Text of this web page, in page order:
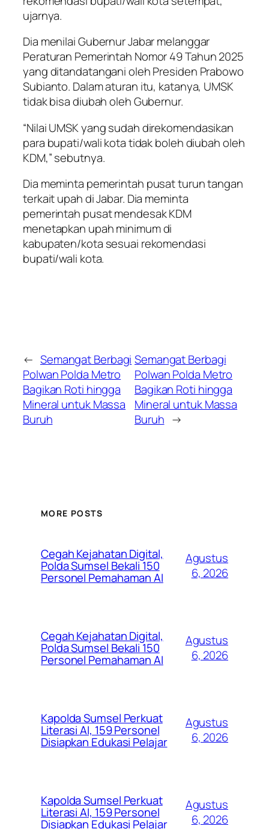
ujarnya.
Dia menilai Gubernur Jabar melanggar
Peraturan Pemerintah Nomor 49 Tahun 2025
yang ditandatangani oleh Presiden Prabowo
Subianto. Dalam aturan itu, katanya, UMSK
tidak bisa diubah oleh Gubernur.
“Nilai UMSK yang sudah direkomendasikan
para bupati/wali kota tidak boleh diubah oleh
KDM,” sebutnya.
Dia meminta pemerintah pusat turun tangan
terkait upah di Jabar. Dia meminta
pemerintah pusat mendesak KDM
menetapkan upah minimum di
kabupaten/kota sesuai rekomendasi
bupati/wali kota.
← Semangat Berbagi
Polwan Polda Metro
Bagikan Roti hingga
Mineral untuk Massa
Buruh
Semangat Berbagi
Polwan Polda Metro
Bagikan Roti hingga
Mineral untuk Massa
Buruh →
MORE POSTS
Cegah Kejahatan Digital,
Polda Sumsel Bekali 150
Personel Pemahaman AI
Agustus
6, 2026
Cegah Kejahatan Digital,
Polda Sumsel Bekali 150
Personel Pemahaman AI
Agustus
6, 2026
Kapolda Sumsel Perkuat
Literasi AI, 159 Personel
Disiapkan Edukasi Pelajar
Agustus
6, 2026
Kapolda Sumsel Perkuat
Literasi AI, 159 Personel
Disiapkan Edukasi Pelajar
Agustus
6, 2026